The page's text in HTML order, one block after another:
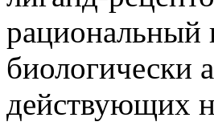
рациональный
биологически
действующих